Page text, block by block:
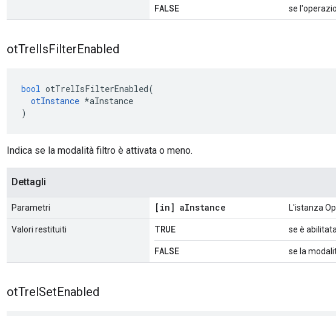
FALSE se
otTrelIsFilterEnabled
bool otTrelIsFilterEnabled(
otInstance *aInstance
)
Indica se la modalità filtro è attivata o meno.
Dettagli
Parametri [in] aInstance L'istanza
Valori restituiti TRUE se è
FALSE se la
otTrelSetEnabled